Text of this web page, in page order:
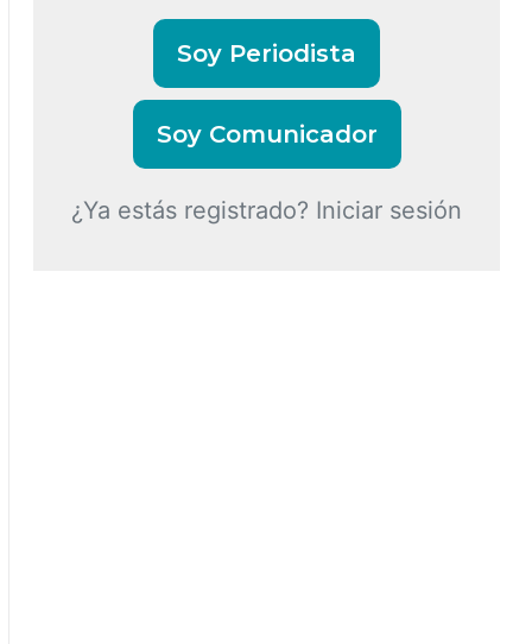
Soy Periodista
Soy Comunicador
¿Ya estás registrado? Iniciar sesión